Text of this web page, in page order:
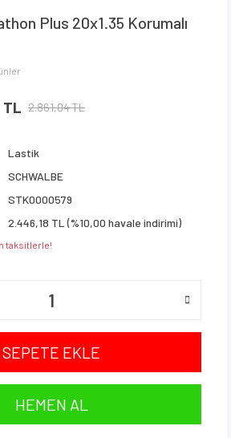
Plus 20x1.35 Korumalı
TL 2.861,04 TL
Lastik
SCHWALBE
STK0000579
2.446,18 TL (%10,00 havale indirimi)
taksitlerle!
SEPETE EKLE
HEMEN AL